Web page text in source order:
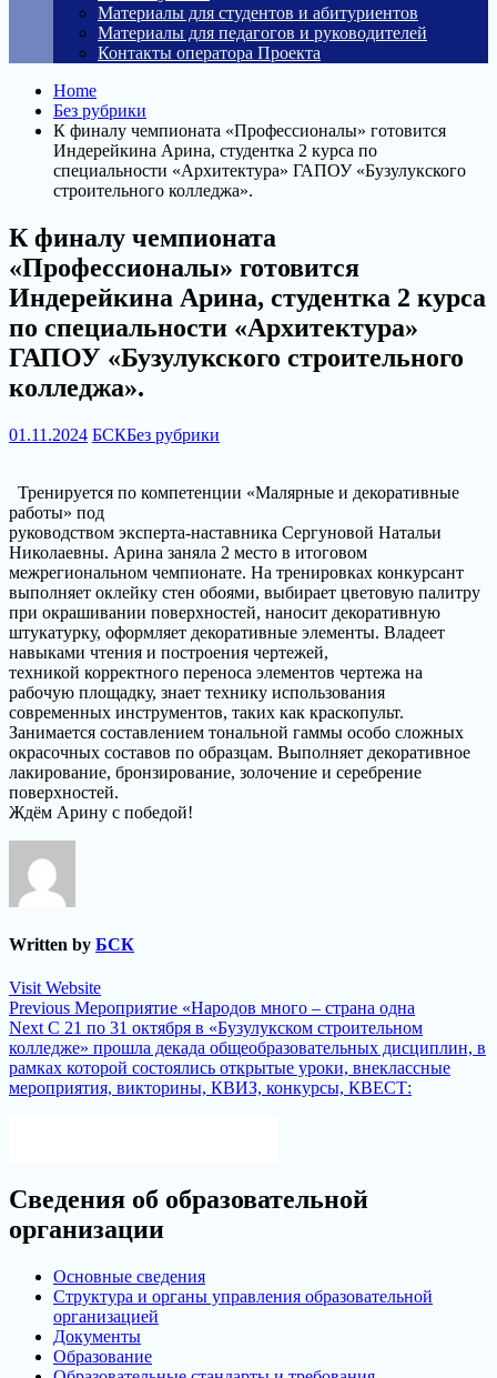
Материалы для студентов и абитуриентов
Материалы для педагогов и руководителей
Контакты оператора Проекта
Home
Без рубрики
К финалу чемпионата «Профессионалы» готовится
Индерейкина Арина, студентка 2 курса по
специальности «Архитектура» ГАПОУ «Бузулукского
строительного колледжа».
К финалу чемпионата
«Профессионалы» готовится
Индерейкина Арина, студентка 2 курса
по специальности «Архитектура»
ГАПОУ «Бузулукского строительного
колледжа».
01.11.2024 БСКБез рубрики
Тренируется по компетенции «Малярные и декоративные
работы» под
руководством эксперта-наставника Сергуновой Натальи
Николаевны. Арина заняла 2 место в итоговом
межрегиональном чемпионате. На тренировках конкурсант
выполняет оклейку стен обоями, выбирает цветовую палитру
при окрашивании поверхностей, наносит декоративную
штукатурку, оформляет декоративные элементы. Владеет
навыками чтения и построения чертежей,
техникой корректного переноса элементов чертежа на
рабочую площадку, знает технику использования
современных инструментов, таких как краскопульт.
Занимается составлением тональной гаммы особо сложных
окрасочных составов по образцам. Выполняет декоративное
лакирование, бронзирование, золочение и серебрение
поверхностей.
Ждём Арину с победой!
Written by БСК
Visit Website
Навигация
по
записям
Previous Previous
post:
Мероприятие «Народов много – страна одна
Next Next
post:
С 21 по 31 октября в «Бузулукском строительном
колледже» прошла декада общеобразовательных дисциплин, в
рамках которой состоялись открытые уроки, внеклассные
мероприятия, викторины, КВИЗ, конкурсы, КВЕСТ:
Сведения об образовательной
организации
Основные сведения
Структура и органы управления образовательной
организацией
Документы
Образование